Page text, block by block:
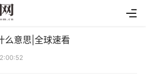
么意思|全球速看